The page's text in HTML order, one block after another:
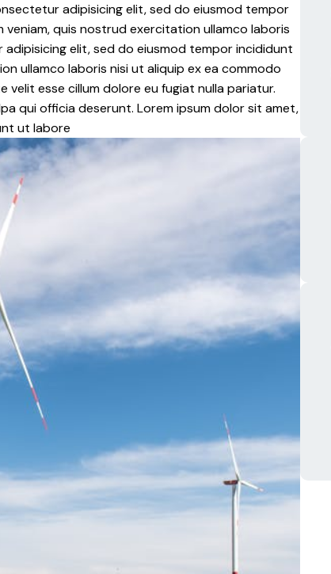
adipisicing elit, sed do eiusmod tempor
quis nostrud exercitation ullamco laboris
elit, sed do eiusmod tempor incididunt
ullamco laboris nisi ut aliquip ex ea commodo
esse cillum dolore eu fugiat nulla pariatur.
qui officia deserunt. Lorem ipsum dolor sit amet,
ut labore